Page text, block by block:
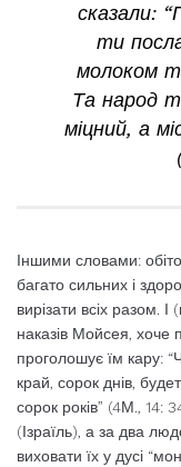
сказали:
ти
молоком
Та народ
міцний, а
Іншими словами:
багато сильних і
вирізати всіх разом.
наказів Мойсея,
проголошує їм кару:
край, сорок днів,
сорок років” (4М., 14:
(Ізраїль), а за два
виховати їх у дусі